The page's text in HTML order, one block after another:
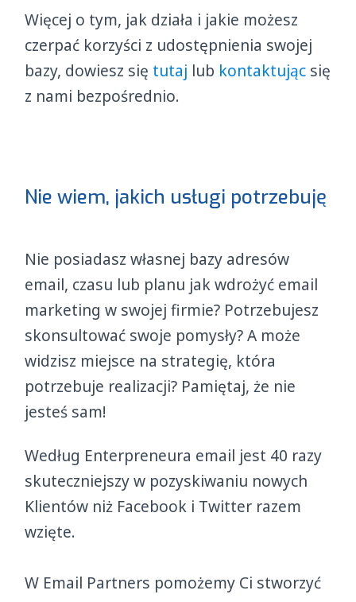
Więcej o tym, jak działa i jakie możesz
czerpać korzyści z udostępnienia swojej
bazy, dowiesz się tutaj lub kontaktując się
z nami bezpośrednio.
Nie wiem, jakich usługi potrzebuję
Nie posiadasz własnej bazy adresów
email, czasu lub planu jak wdrożyć email
marketing w swojej firmie? Potrzebujesz
skonsultować swoje pomysły? A może
widzisz miejsce na strategię, która
potrzebuje realizacji? Pamiętaj, że nie
jesteś sam!
Według Enterpreneura email jest 40 razy
skuteczniejszy w pozyskiwaniu nowych
Klientów niż Facebook i Twitter razem
wzięte.
W Email Partners pomożemy Ci stworzyć